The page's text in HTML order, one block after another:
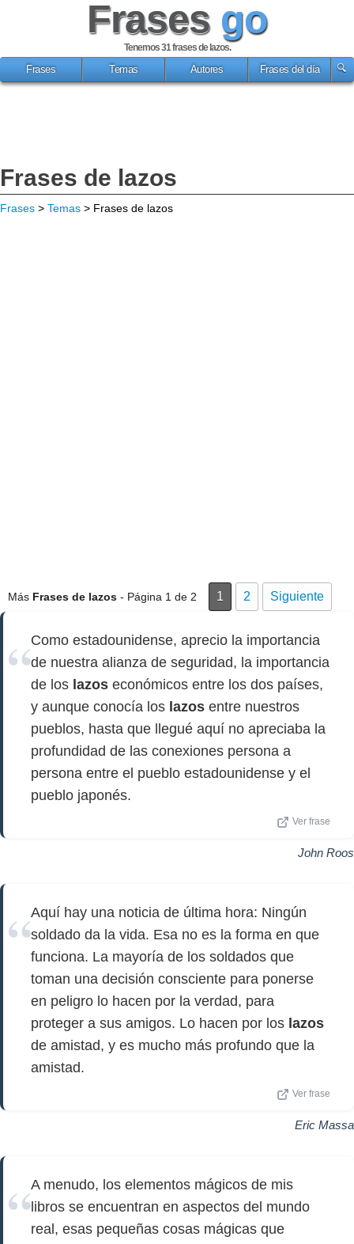
Frases go
Tenemos 31frases de lazos.
Frases
Temas Autores Frases del día
Frases de lazos
Frases > Temas > Frases de lazos
Más Frases de lazos - Página 1 de 2 1 2 Siguiente
Como estadounidense, aprecio la importancia
de nuestra alianza de seguridad, la importancia
de los lazos económicos entre los dos países,
y aunque conocía los lazos entre nuestros
pueblos, hasta que llegué aquí no apreciaba la
profundidad de las conexiones persona a
persona entre el pueblo estadounidense y el
pueblo japonés.
Ver frase
John Roos
Aquí hay una noticia de última hora: Ningún
soldado da la vida. Esa no es la forma en que
funciona. La mayoría de los soldados que
toman una decisión consciente para ponerse
en peligro lo hacen por la verdad, para
proteger a sus amigos. Lo hacen por los lazos
de amistad, y es mucho más profundo que la
amistad.
Ver frase
Eric Massa
A menudo, los elementos mágicos de mis
libros se encuentran en aspectos del mundo
real, esas pequeñas cosas mágicas que